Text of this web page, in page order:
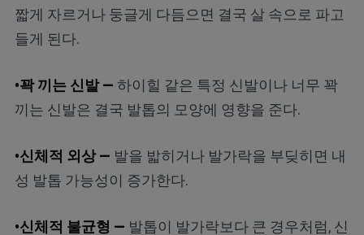
짧게 자르거나 둥글게 다듬으면 결국 살 속으로 파고
들게 된다.
•꽉 끼는 신발 — 하이힐 같은 특정 신발이나 너무 꽉
끼는 신발은 결국 발톱의 모양에 영향을 준다.
•신체적 외상 — 발을 밟히거나 발가락을 부딪히면 내
성 발톱 가능성이 증가한다.
•신체적 불균형 — 발톱이 발가락보다 큰 경우처럼, 신